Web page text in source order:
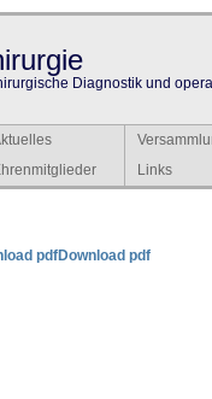
Diagnostik und
Links
pdfDownload pdf